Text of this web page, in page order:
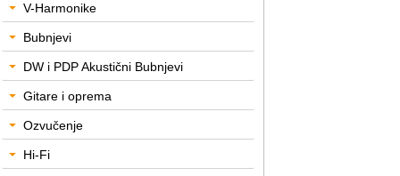
V-Harmonike
Bubnjevi
DW i PDP Akustični Bubnjevi
Gitare i oprema
Ozvučenje
Hi-Fi